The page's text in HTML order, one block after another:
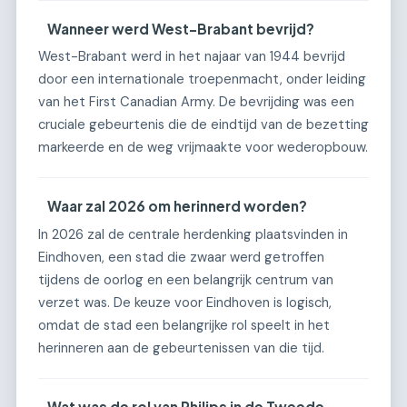
Wanneer werd West-Brabant bevrijd?
West-Brabant werd in het najaar van 1944 bevrijd
door een internationale troepenmacht, onder leiding
van het First Canadian Army. De bevrijding was een
cruciale gebeurtenis die de eindtijd van de bezetting
markeerde en de weg vrijmaakte voor wederopbouw.
Waar zal 2026 om herinnerd worden?
In 2026 zal de centrale herdenking plaatsvinden in
Eindhoven, een stad die zwaar werd getroffen
tijdens de oorlog en een belangrijk centrum van
verzet was. De keuze voor Eindhoven is logisch,
omdat de stad een belangrijke rol speelt in het
herinneren aan de gebeurtenissen van die tijd.